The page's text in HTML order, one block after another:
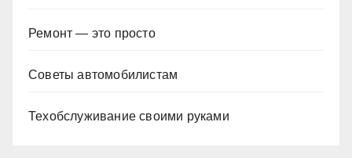
Ремонт — это просто
Советы автомобилистам
Техобслуживание своими руками